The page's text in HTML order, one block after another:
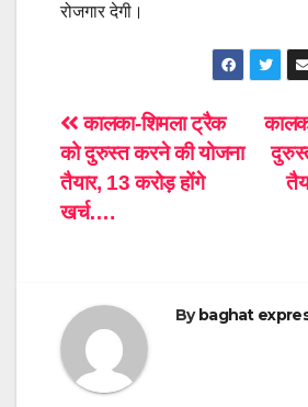
रोजगार देगी।
Post
navigation
कालका-शिमला ट्रैक
को दुरुस्त करने की योजना
तैयार, 13 करोड़ होंगे
खर्च….
Bybaghat